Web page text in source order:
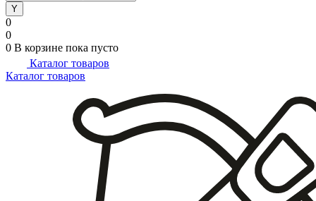
0
0
0 В корзине пока пусто
Каталог товаров
Каталог товаров